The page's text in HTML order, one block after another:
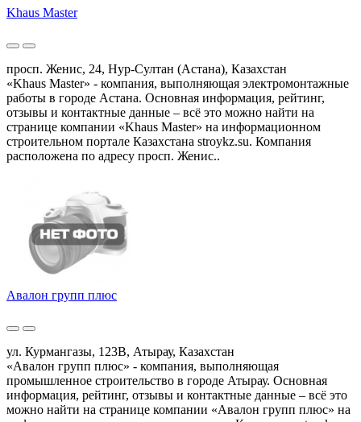
Khaus Master
просп. Женис, 24, Нур-Султан (Астана), Казахстан
«Khaus Master» - компания, выполняющая электромонтажные
работы в городе Астана. Основная информация, рейтинг,
отзывы и контактные данные – всё это можно найти на
странице компании «Khaus Master» на информационном
строительном портале Казахстана stroykz.su. Компания
расположена по адресу просп. Женис..
Авалон групп плюс
ул. Курмангазы, 123В, Атырау, Казахстан
«Авалон групп плюс» - компания, выполняющая
промышленное строительство в городе Атырау. Основная
информация, рейтинг, отзывы и контактные данные – всё это
можно найти на странице компании «Авалон групп плюс» на